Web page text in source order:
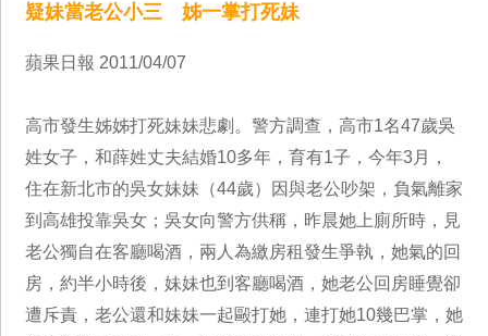
疑妹當老公小三 姊一掌打死妹
蘋果日報 2011/04/07
高市發生姊姊打死妹妹悲劇。警方調查，高市1名47歲吳
姓女子，和薛姓丈夫結婚10多年，育有1子，今年3月，
住在新北市的吳女妹妹（44歲）因與老公吵架，負氣離家
到高雄投靠吳女；吳女向警方供稱，昨晨她上廁所時，見
老公獨自在客廳喝酒，兩人為繳房租發生爭執，她氣的回
房，約半小時後，妹妹也到客廳喝酒，她老公回房睡覺卻
遭斥責，老公還和妹妹一起毆打她，連打她10幾巴掌，她